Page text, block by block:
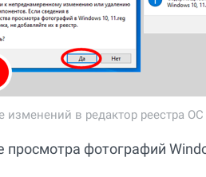
изменений в редактор реестра ОС
просмотра фотографий